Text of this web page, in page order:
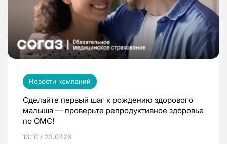
Новости компаний
Сделайте первый шаг к рождению здорового
малыша — проверьте репродуктивное здоровье
по ОМС!
13:10 / 23.07.26